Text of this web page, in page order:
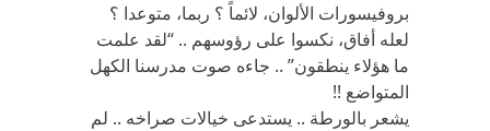
بروفيسورات الألوان، لائماً ؟ ربما، متوعدا ؟
لعله أفاق، نكسوا على رؤوسهم .. “لقد علمت
ما هؤلاء ينطقون” .. جاءه صوت مدرسنا الكهل
المتواضع !!
يشعر بالورطة .. يستدعى خيالات صراخه .. لم